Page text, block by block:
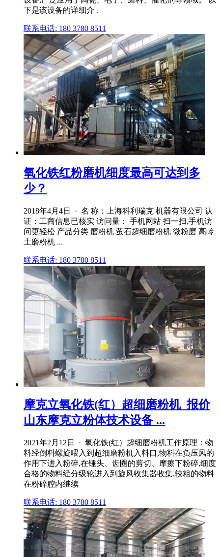
下是该设备的详细介 .
联系电话: 180 3780 8511
氧化铁红粉磨机细度最高可达到多
少？
2018年4月4日 · 名 称：上海科利瑞克 机器有限公司 认
证：工商信息已核实 访问量： 手机网站 扫一扫,手机访
问更轻松 产品分类 磨粉机 萤石超细磨粉机 微粉磨 高岭
土磨粉机 ...
联系电话: 180 3780 8511
摩克立氧化铁(红）超细磨粉机_报价
山东摩克立粉体技术设备 ...
2021年2月12日 · 氧化铁(红）超细磨粉机工作原理：物
料经倒料螺旋喂入到超细磨粉机入料口,物料在负压风的
作用下进入粉碎,在锤头、齿圈的剪切、摩擦下粉碎,细度
合格的物料经分级轮进入到旋风收集器收集,较粗的物料
在粉碎腔内继续
联系电话: 180 3780 8511